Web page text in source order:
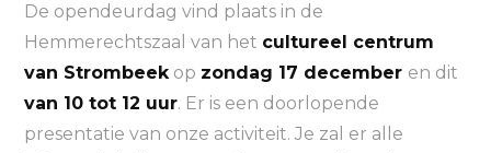
De opendeurdag vind plaats in de
Hemmerechtszaal van het cultureel centrum
van Strombeekop zondag 17 december en dit
van 10 tot 12 uur. Er is een doorlopende
presentatie van onze activiteit. Je zal er alle